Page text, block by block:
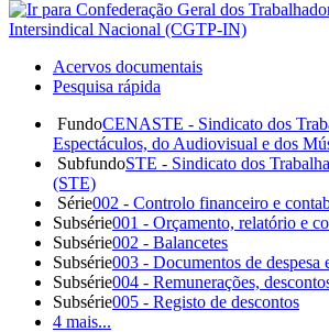
Acervos documentais
Pesquisa rápida
FundoCENASTE - Sindicato dos
Espectáculos, do Audiovisual e dos
SubfundoSTE - Sindicato dos
(STE)
Série002 - Controlo financeiro e
Subsérie001 - Orçamento, relatório e
Subsérie002 - Balancetes
Subsérie003 - Documentos de despesa
Subsérie004 - Remunerações,
Subsérie005 - Registo de descontos
4 mais...